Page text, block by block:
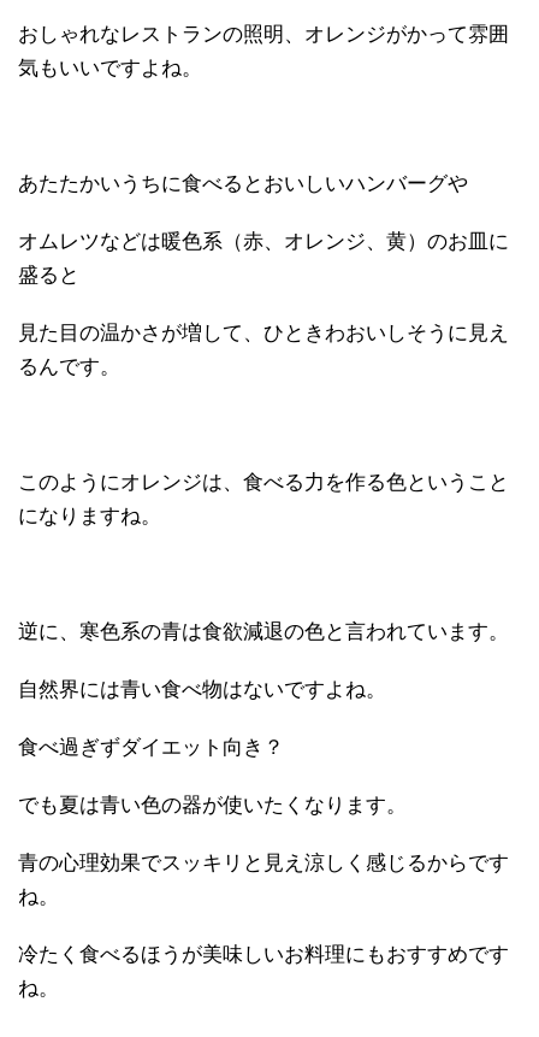
おしゃれなレストランの照明、オレンジがかって雰囲
気もいいですよね。
あたたかいうちに食べるとおいしいハンバーグや
オムレツなどは暖色系（赤、オレンジ、黄）のお皿に
盛ると
見た目の温かさが増して、ひときわおいしそうに見え
るんです。
このようにオレンジは、食べる力を作る色ということ
になりますね。
逆に、寒色系の青は食欲減退の色と言われています。
自然界には青い食べ物はないですよね。
食べ過ぎずダイエット向き？
でも夏は青い色の器が使いたくなります。
青の心理効果でスッキリと見え涼しく感じるからです
ね。
冷たく食べるほうが美味しいお料理にもおすすめです
ね。